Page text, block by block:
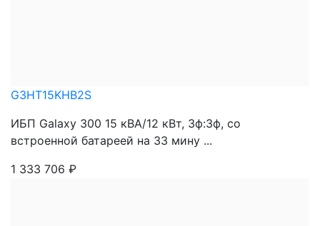
G3HT15KHB2S
ИБП Galaxy 300 15 кВА/12 кВт, 3ф:3ф, со
встроенной батареей на 33 мину ...
1 333 706 ₽